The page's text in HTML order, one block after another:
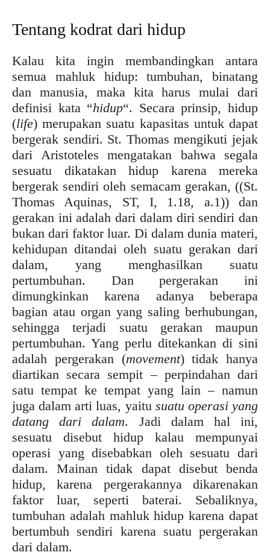
Tentang kodrat dari hidup
Kalau kita ingin membandingkan antara
semua mahluk hidup: tumbuhan, binatang
dan manusia, maka kita harus mulai dari
definisi kata “hidup“. Secara prinsip, hidup
(life) merupakan suatu kapasitas untuk dapat
bergerak sendiri. St. Thomas mengikuti jejak
dari Aristoteles mengatakan bahwa segala
sesuatu dikatakan hidup karena mereka
bergerak sendiri oleh semacam gerakan, ((St.
Thomas Aquinas, ST, I, 1.18, a.1)) dan
gerakan ini adalah dari dalam diri sendiri dan
bukan dari faktor luar. Di dalam dunia materi,
kehidupan ditandai oleh suatu gerakan dari
dalam, yang menghasilkan suatu
pertumbuhan. Dan pergerakan ini
dimungkinkan karena adanya beberapa
bagian atau organ yang saling berhubungan,
sehingga terjadi suatu gerakan maupun
pertumbuhan. Yang perlu ditekankan di sini
adalah pergerakan (movement) tidak hanya
diartikan secara sempit – perpindahan dari
satu tempat ke tempat yang lain – namun
juga dalam arti luas, yaitu suatu operasi yang
datang dari dalam. Jadi dalam hal ini,
sesuatu disebut hidup kalau mempunyai
operasi yang disebabkan oleh sesuatu dari
dalam. Mainan tidak dapat disebut benda
hidup, karena pergerakannya dikarenakan
faktor luar, seperti baterai. Sebaliknya,
tumbuhan adalah mahluk hidup karena dapat
bertumbuh sendiri karena suatu pergerakan
dari dalam.